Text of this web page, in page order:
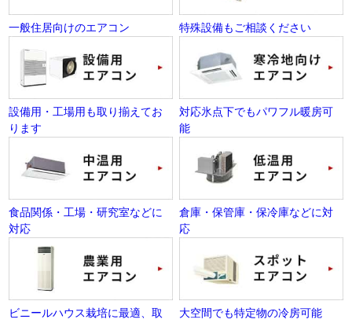
一般住居向けのエアコン 特殊設備もご相談ください
設備用・工場用も取り揃えてお
ります
対応氷点下でもパワフル暖房可
能
食品関係・工場・研究室などに
対応
倉庫・保管庫・保冷庫などに対
応
ビニールハウス栽培に最適、取 大空間でも特定物の冷房可能